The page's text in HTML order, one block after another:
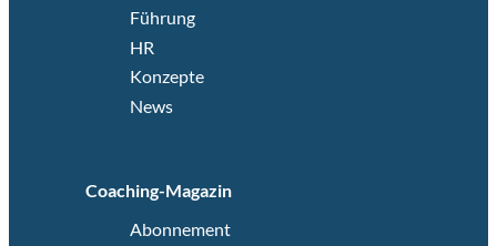
Führung
HR
Konzepte
News
Coaching-Magazin
Abonnement